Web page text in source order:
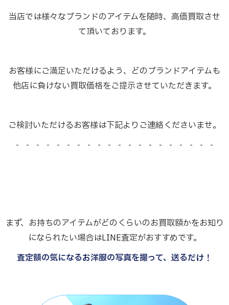
当店では様々なブランドのアイテムを随時、高価買取させ
て頂いております。
お客様にご満足いただけるよう、どのブランドアイテムも
他店に負けない買取価格をご提示させていただきます。
ご検討いただけるお客様は下記よりご連絡くださいませ。
- - - - - - - - - - - - - - - - - - - -
まず、お持ちのアイテムがどのくらいのお買取額かをお知り
になられたい場合はLINE査定がおすすめです。
査定額の気になるお洋服の写真を撮って、送るだけ！